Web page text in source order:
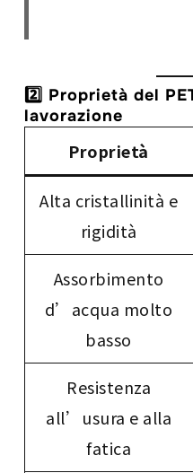
2️⃣ Proprietà del
lavorazione
Proprietà
Alta cristallinità e
rigidità
Assorbimento
d’acqua molto
basso
Resistenza
all’usura e alla
fatica